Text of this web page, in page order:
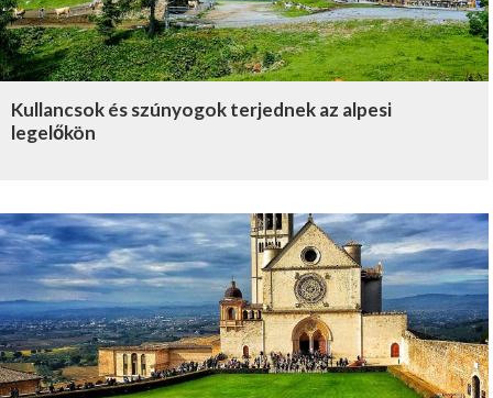
Kullancsok és szúnyogok terjednek az alpesi
legelőkön